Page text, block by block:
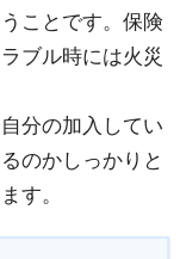
ことです。保険
ブル時には火災
分の加入してい
のかしっかりと
す。